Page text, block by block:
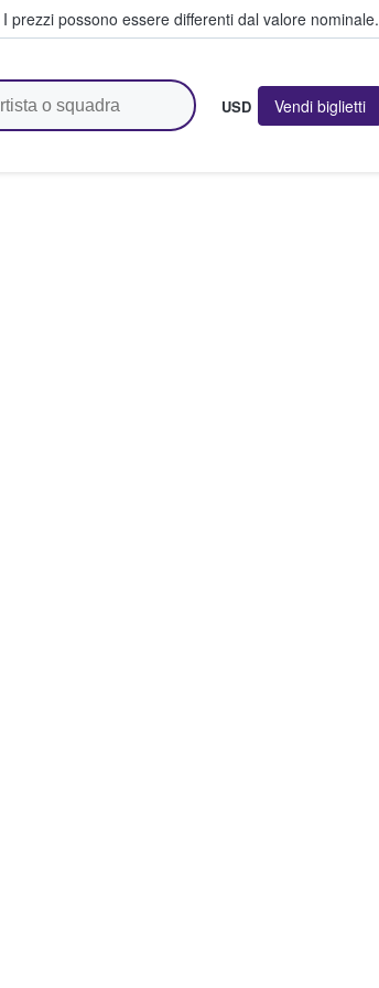
I prezzi possono essere differenti dal valore nominale.
USD Vendi biglietti